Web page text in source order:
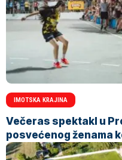
IMOTSKA KRAJINA
Večeras spektakl u
posvećenog ženama